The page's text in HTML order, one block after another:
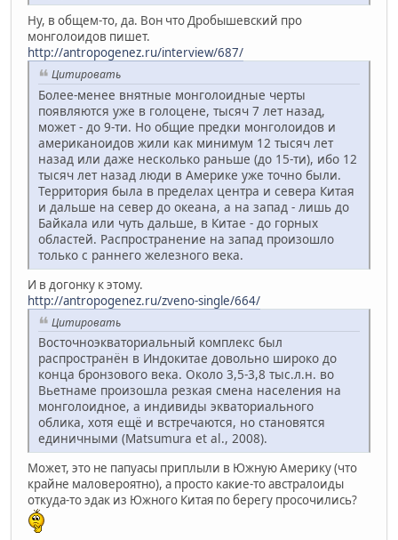
Ну, в общем-то, да. Вон что Дробышевский про
монголоидов пишет.
http://antropogenez.ru/interview/687/
Цитировать
Более-менее внятные монголоидные черты
появляются уже в голоцене, тысяч 7 лет назад,
может - до 9-ти. Но общие предки монголоидов и
американоидов жили как минимум 12 тысяч лет
назад или даже несколько раньше (до 15-ти), ибо 12
тысяч лет назад люди в Америке уже точно были.
Территория была в пределах центра и севера Китая
и дальше на север до океана, а на запад - лишь до
Байкала или чуть дальше, в Китае - до горных
областей. Распространение на запад произошло
только с раннего железного века.
И в догонку к этому.
http://antropogenez.ru/zveno-single/664/
Цитировать
Восточноэкваториальный комплекс был
распространён в Индокитае довольно широко до
конца бронзового века. Около 3,5-3,8 тыс.л.н. во
Вьетнаме произошла резкая смена населения на
монголоидное, а индивиды экваториального
облика, хотя ещё и встречаются, но становятся
единичными (Matsumura et al., 2008).
Может, это не папуасы приплыли в Южную Америку (что
крайне маловероятно), а просто какие-то австралоиды
откуда-то эдак из Южного Китая по берегу просочились?